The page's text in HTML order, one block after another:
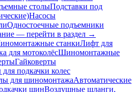
столыПодставки под
Насосы
Одностоечные подъемники
— перейти в раздел →
станкиЛифт для
для мотоколёсШиномонтажные
Гайковерты
для подкачки колес
для шиномонтажаАвтоматические
шинВоздушные шланги,